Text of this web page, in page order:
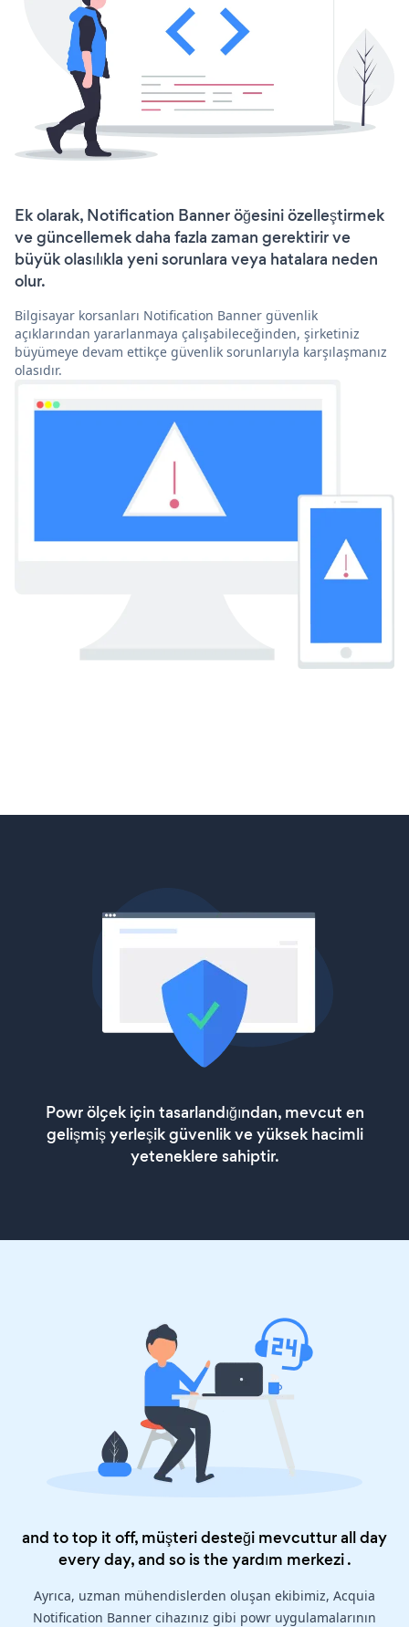
Ek olarak, Notification Banner öğesini özelleştirmek
ve güncellemek daha fazla zaman gerektirir ve
büyük olasılıkla yeni sorunlara veya hatalara neden
olur.
Bilgisayar korsanları Notification Banner güvenlik
açıklarından yararlanmaya çalışabileceğinden, şirketiniz
büyümeye devam ettikçe güvenlik sorunlarıyla karşılaşmanız
olasıdır.
Powr ölçek için tasarlandığından, mevcut en
gelişmiş yerleşik güvenlik ve yüksek hacimli
yeteneklere sahiptir.
and to top it off, müşteri desteği mevcuttur all day
every day, and so is theyardım merkezi.
Ayrıca, uzman mühendislerden oluşan ekibimiz, Acquia
Notification Banner cihazınız gibi powr uygulamalarının